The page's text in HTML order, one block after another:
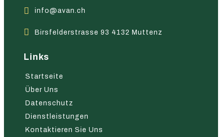
info@avan.ch
Birsfelderstrasse 93 4132 Muttenz
Links
Startseite
Über Uns
Datenschutz
Dienstleistungen
Kontaktieren Sie Uns